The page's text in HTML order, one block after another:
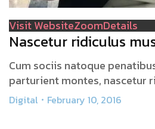
Visit WebsiteZoomDetails
Nascetur ridiculus
Cum sociis natoque
parturient montes, nascetur
Digital February 10, 2016